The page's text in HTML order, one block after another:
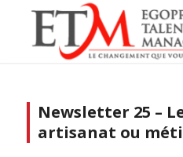
Newsletter 25 –
artisanat ou